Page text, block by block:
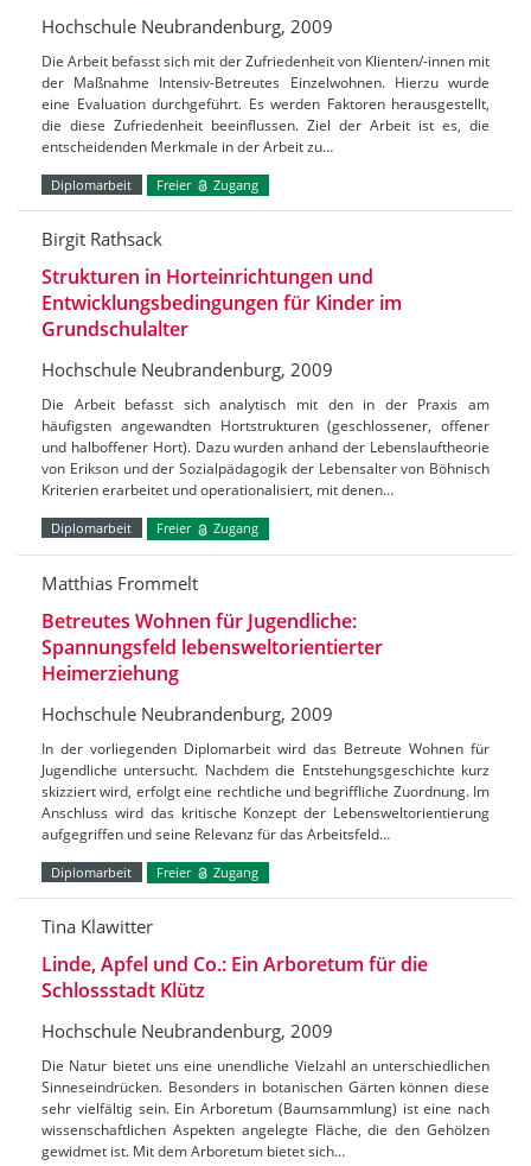
Hochschule Neubrandenburg, 2009
Die Arbeit befasst sich mit der Zufriedenheit von Klienten/-innen mit
der Maßnahme Intensiv-Betreutes Einzelwohnen. Hierzu wurde
eine Evaluation durchgeführt. Es werden Faktoren herausgestellt,
die diese Zufriedenheit beeinflussen. Ziel der Arbeit ist es, die
entscheidenden Merkmale in der Arbeit zu…
Diplomarbeit Freier Zugang
Birgit Rathsack
Strukturen in Horteinrichtungen und
Entwicklungsbedingungen für Kinder im
Grundschulalter
Hochschule Neubrandenburg, 2009
Die Arbeit befasst sich analytisch mit den in der Praxis am
häufigsten angewandten Hortstrukturen (geschlossener, offener
und halboffener Hort). Dazu wurden anhand der Lebenslauftheorie
von Erikson und der Sozialpädagogik der Lebensalter von Böhnisch
Kriterien erarbeitet und operationalisiert, mit denen…
Diplomarbeit Freier Zugang
Matthias Frommelt
Betreutes Wohnen für Jugendliche:
Spannungsfeld lebensweltorientierter
Heimerziehung
Hochschule Neubrandenburg, 2009
In der vorliegenden Diplomarbeit wird das Betreute Wohnen für
Jugendliche untersucht. Nachdem die Entstehungsgeschichte kurz
skizziert wird, erfolgt eine rechtliche und begriffliche Zuordnung. Im
Anschluss wird das kritische Konzept der Lebensweltorientierung
aufgegriffen und seine Relevanz für das Arbeitsfeld…
Diplomarbeit Freier Zugang
Tina Klawitter
Linde, Apfel und Co.: Ein Arboretum für die
Schlossstadt Klütz
Hochschule Neubrandenburg, 2009
Die Natur bietet uns eine unendliche Vielzahl an unterschiedlichen
Sinneseindrücken. Besonders in botanischen Gärten können diese
sehr vielfältig sein. Ein Arboretum (Baumsammlung) ist eine nach
wissenschaftlichen Aspekten angelegte Fläche, die den Gehölzen
gewidmet ist. Mit dem Arboretum bietet sich…